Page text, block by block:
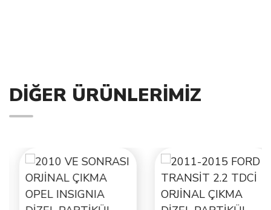
DIĞER ÜRÜNLERIMIZ